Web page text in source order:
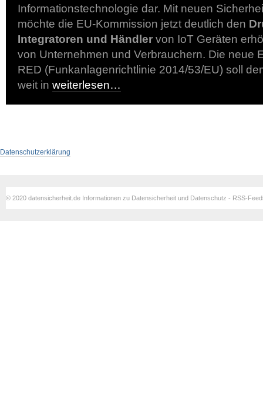
Informationstechnologie dar. Mit neuen
möchte die EU-Kommission jetzt deutlich den
Integratoren und Händler von IoT Geräten
von Unternehmen und Verbrauchern. Die neue
RED (Funkanlagenrichtlinie 2014/53/EU) soll
weit in weiterlesen…
Datenschutzerklärung
© 2020 datensicherheit.de Informationen zu Datensicherheit und Datenschutz - RSS-